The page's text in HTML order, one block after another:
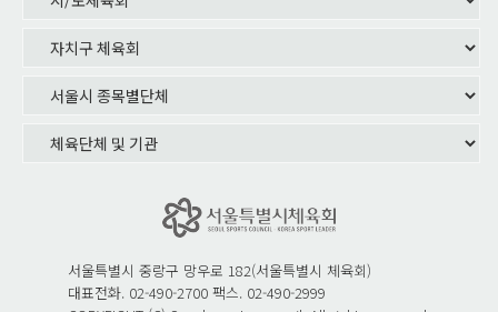
서울특별시 중랑구 망우로 182(서울특별시 체육회)
대표전화. 02-490-2700 팩스. 02-490-2999